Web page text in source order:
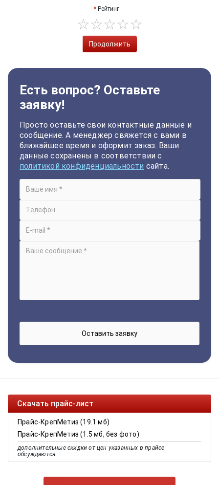
Рейтинг
Продолжить
Есть вопрос? Оставьте
заявку!
Просто оставьте свои контактные данные и
сообщение. А менеджер свяжется с вами в
ближайшее время и оформит заказ. Ваши
данные сохранены в соответствии с
политикой конфиденциальности сайта.
Скачать прайс-лист
Прайс-КрепМетиз (19.1 мб)
Прайс-КрепМетиз (1.5 мб, без фото)
дополнительные скидки от цен указанных в прайсе
обсуждаются.